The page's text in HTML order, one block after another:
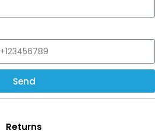
Send
Returns